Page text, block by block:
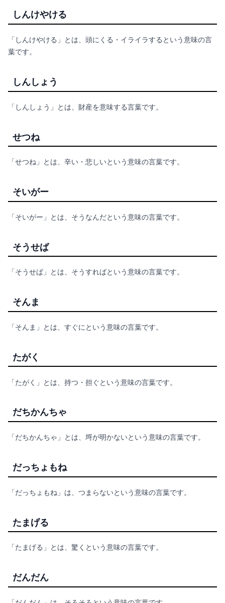
しんけやける
「しんけやける」とは、頭にくる・イライラするという意味の言
葉です。
しんしょう
「しんしょう」とは、財産を意味する言葉です。
せつね
「せつね」とは、辛い・悲しいという意味の言葉です。
そいがー
「そいがー」とは、そうなんだという意味の言葉です。
そうせば
「そうせば」とは、そうすればという意味の言葉です。
そんま
「そんま」とは、すぐにという意味の言葉です。
たがく
「たがく」とは、持つ・担ぐという意味の言葉です。
だちかんちゃ
「だちかんちゃ」とは、埒が明かないという意味の言葉です。
だっちょもね
「だっちょもね」は、つまらないという意味の言葉です。
たまげる
「たまげる」とは、驚くという意味の言葉です。
だんだん